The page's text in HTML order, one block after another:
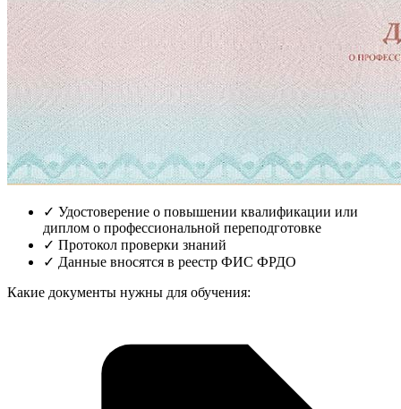
✓ Удостоверение о повышении квалификации или
диплом о профессиональной переподготовке
✓ Протокол проверки знаний
✓ Данные вносятся в реестр ФИС ФРДО
Какие документы нужны для обучения: